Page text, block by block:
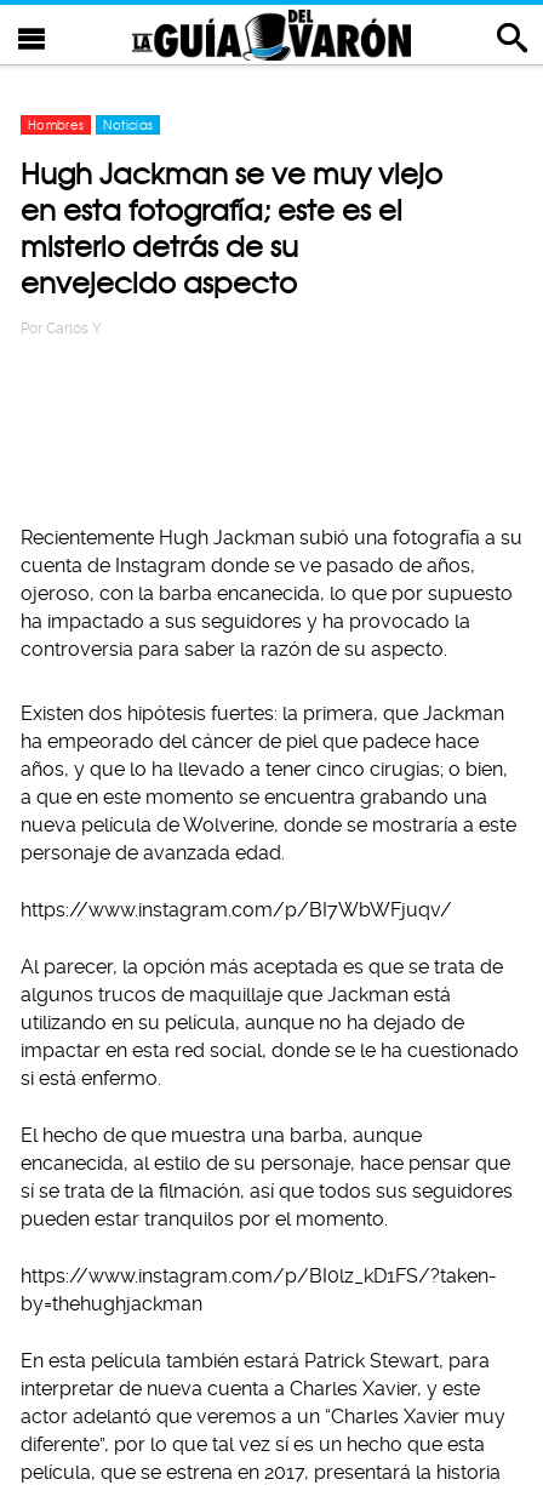
Hombres Noticias
Hugh Jackman se ve muy viejo
en esta fotografía; este es el
misterio detrás de su
envejecido aspecto
Por Carlos Y
Recientemente Hugh Jackman subió una fotografía a su
cuenta de Instagram donde se ve pasado de años,
ojeroso, con la barba encanecida, lo que por supuesto
ha impactado a sus seguidores y ha provocado la
controversia para saber la razón de su aspecto.
Existen dos hipótesis fuertes: la primera, que Jackman
ha empeorado del cáncer de piel que padece hace
años, y que lo ha llevado a tener cinco cirugías; o bien,
a que en este momento se encuentra grabando una
nueva película de Wolverine, donde se mostraría a este
personaje de avanzada edad.
https://www.instagram.com/p/BI7WbWFjuqv/
Al parecer, la opción más aceptada es que se trata de
algunos trucos de maquillaje que Jackman está
utilizando en su película, aunque no ha dejado de
impactar en esta red social, donde se le ha cuestionado
si está enfermo.
El hecho de que muestra una barba, aunque
encanecida, al estilo de su personaje, hace pensar que
sí se trata de la filmación, así que todos sus seguidores
pueden estar tranquilos por el momento.
https://www.instagram.com/p/BI0lz_kD1FS/?taken-
by=thehughjackman
En esta película también estará Patrick Stewart, para
interpretar de nueva cuenta a Charles Xavier, y este
actor adelantó que veremos a un “Charles Xavier muy
diferente”, por lo que tal vez sí es un hecho que esta
película, que se estrena en 2017, presentará la historia